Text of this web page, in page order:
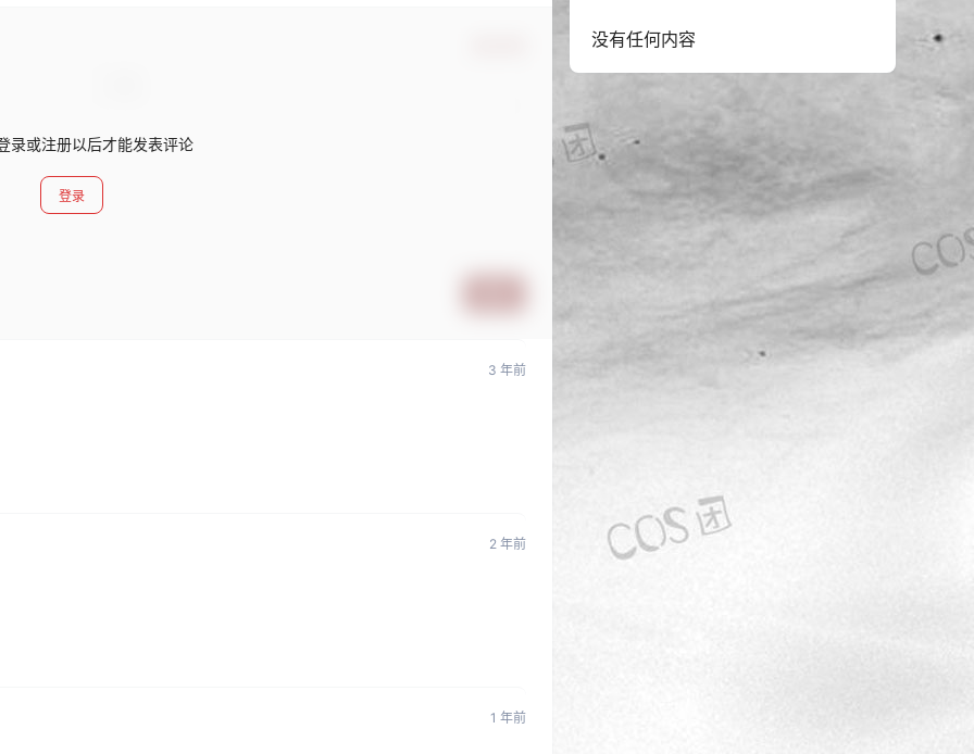
录或注册以后才能发表评论
登录
3 年前
2 年前
1 年前
没有任何内容